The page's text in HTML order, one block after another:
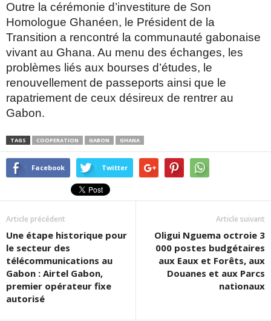
Outre la cérémonie d’investiture de Son
Homologue Ghanéen, le Président de la
Transition a rencontré la communauté gabonaise
vivant au Ghana. Au menu des échanges, les
problèmes liés aux bourses d’études, le
renouvellement de passeports ainsi que le
rapatriement de ceux désireux de rentrer au
Gabon.
TAGS COOPERATION GABON GHANA
Facebook Twitter
Article précédent
Une étape historique pour
le secteur des
télécommunications au
Gabon : Airtel Gabon,
premier opérateur fixe
autorisé
Article suivant
Oligui Nguema octroie 3
000 postes budgétaires
aux Eaux et Forêts, aux
Douanes et aux Parcs
nationaux